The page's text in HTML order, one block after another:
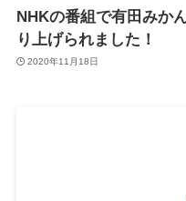
NHKの番組で有田みか
り上げられました！
2020年11月18日